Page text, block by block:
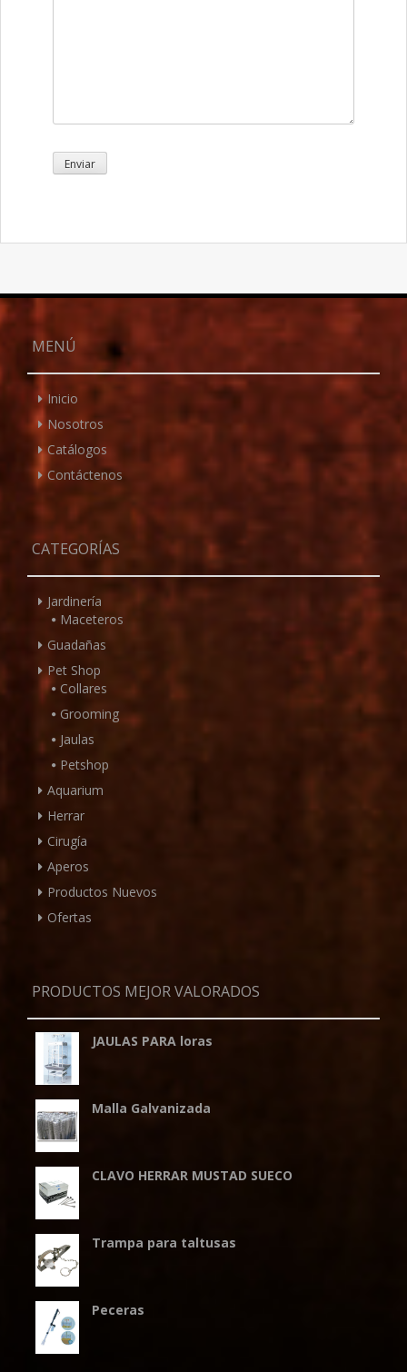
MENÚ
Inicio
Nosotros
Catálogos
Contáctenos
CATEGORÍAS
Jardinería
Maceteros
Guadañas
Pet Shop
Collares
Grooming
Jaulas
Petshop
Aquarium
Herrar
Cirugía
Aperos
Productos Nuevos
Ofertas
PRODUCTOS MEJOR VALORADOS
JAULAS PARA loras
Malla Galvanizada
CLAVO HERRAR MUSTAD SUECO
Trampa para taltusas
Peceras